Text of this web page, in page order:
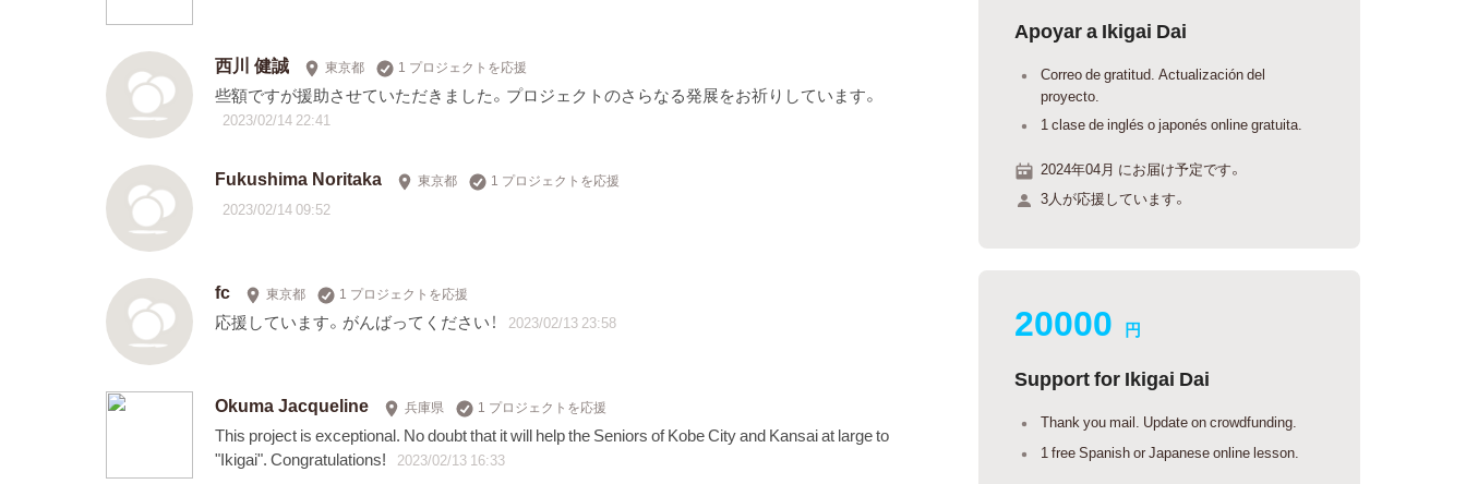
西川 健誠 東京都 1 プロジェクトを応援
些額ですが援助させていただきました。プロジェクトのさらなる発展をお祈りしています。
2023/02/14 22:41
Fukushima Noritaka 東京都 1 プロジェクトを応援
2023/02/14 09:52
fc 東京都 1 プロジェクトを応援
応援しています。がんばってください！ 2023/02/13 23:58
Okuma Jacqueline 兵庫県 1 プロジェクトを応援
This project is exceptional. No doubt that it will help the Seniors of Kobe City and Kansai at large to
"Ikigai". Congratulations!
2023/02/13 16:33
Apoyar a Ikigai Dai
Correo de gratitud. Actualización del
proyecto.
1 clase de inglés o japonés online gratuita.
2024年04月 にお届け予定です。
3人が応援しています。
20000 円
Support for Ikigai Dai
Thank you mail. Update on crowdfunding.
1 free Spanish or Japanese online lesson.